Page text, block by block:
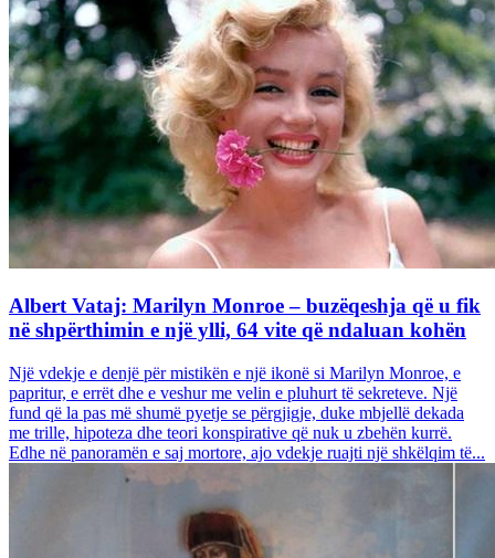
Albert Vataj: Marilyn Monroe – buzëqeshja që u fik
në shpërthimin e një ylli, 64 vite që ndaluan kohën
Një vdekje e denjë për mistikën e një ikonë si Marilyn Monroe, e
papritur, e errët dhe e veshur me velin e pluhurt të sekreteve. Një
fund që la pas më shumë pyetje se përgjigje, duke mbjellë dekada
me trille, hipoteza dhe teori konspirative që nuk u zbehën kurrë.
Edhe në panoramën e saj mortore, ajo vdekje ruajti një shkëlqim të...